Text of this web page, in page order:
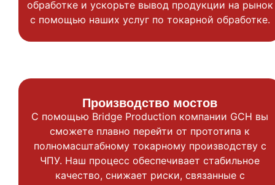
обработке и ускорьте вывод продукции на рынок
с помощью наших услуг по токарной обработке.
Производство мостов
С помощью Bridge Production компании GCH вы
сможете плавно перейти от прототипа к
полномасштабному токарному производству с
ЧПУ. Наш процесс обеспечивает стабильное
качество, снижает риски, связанные с